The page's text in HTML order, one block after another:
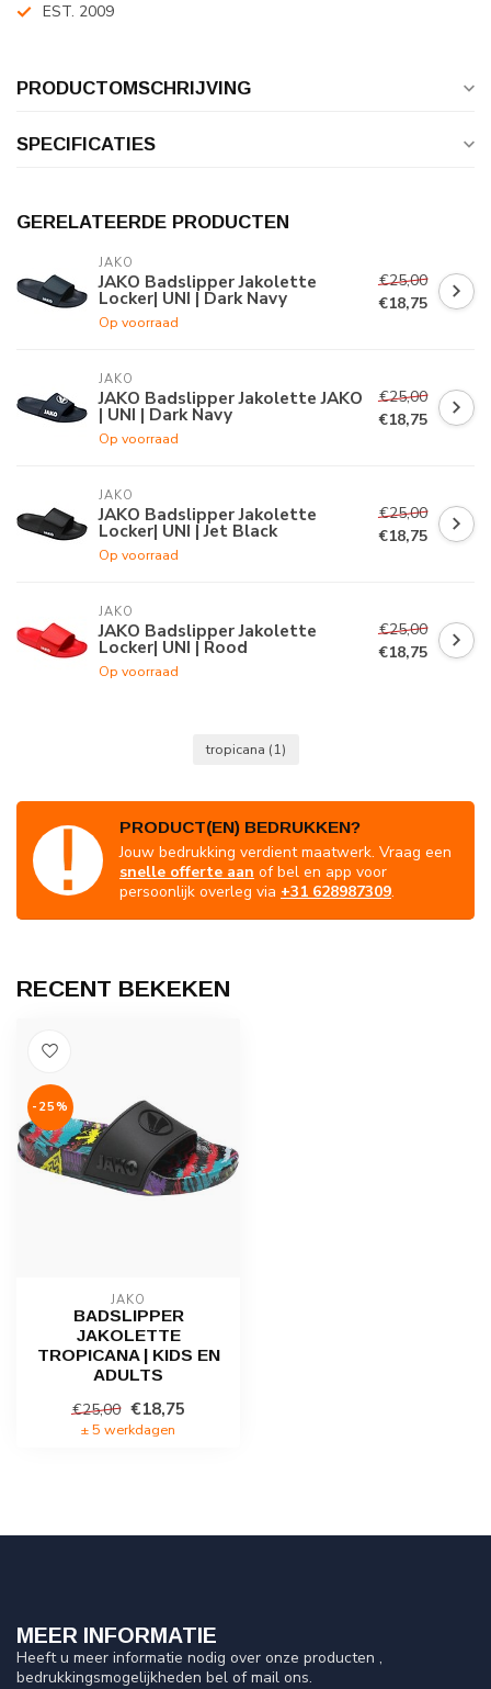
EST. 2009
PRODUCTOMSCHRIJVING
SPECIFICATIES
GERELATEERDE PRODUCTEN
JAKO
JAKO Badslipper Jakolette
Locker| UNI | Dark Navy
Op voorraad
€25,00
€18,75
JAKO
JAKO Badslipper Jakolette JAKO
| UNI | Dark Navy
Op voorraad
€25,00
€18,75
JAKO
JAKO Badslipper Jakolette
Locker| UNI | Jet Black
Op voorraad
€25,00
€18,75
JAKO
JAKO Badslipper Jakolette
Locker| UNI | Rood
Op voorraad
€25,00
€18,75
tropicana (1)
PRODUCT(EN) BEDRUKKEN?
Jouw bedrukking verdient maatwerk. Vraag een
snelle offerte aan of bel en app voor
persoonlijk overleg via +31 628987309.
RECENT BEKEKEN
-25%
JAKO
BADSLIPPER
JAKOLETTE
TROPICANA | KIDS EN
ADULTS
€25,00 €18,75
± 5 werkdagen
MEER INFORMATIE
Heeft u meer informatie nodig over onze producten ,
bedrukkingsmogelijkheden bel of mail ons.